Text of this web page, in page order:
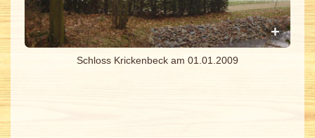
Schloss Krickenbeck am 01.01.2009